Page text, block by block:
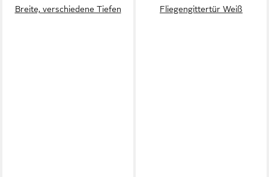
Breite, verschiedene Tiefen
Fliegengittertür Weiß